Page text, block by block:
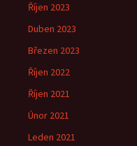
Říjen 2023
Duben 2023
Březen 2023
Říjen 2022
Říjen 2021
Únor 2021
Leden 2021